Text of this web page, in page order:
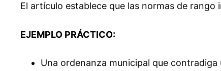
El artículo establece que las normas de
EJEMPLO PRÁCTICO:
Una ordenanza municipal que